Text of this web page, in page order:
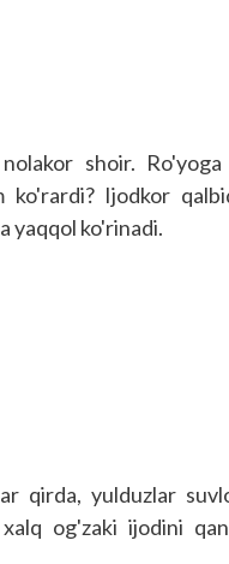
shoir. Ro'yoga
ko'rardi? Ijodkor
yaqqol ko'rinadi.
qirda, yulduzlar
og'zaki ijodini